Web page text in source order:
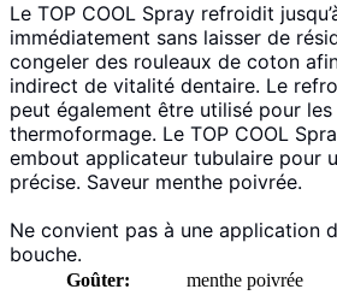
Le TOP COOL Spray refroidit
immédiatement sans laisser de
congeler des rouleaux de coton
indirect de vitalité dentaire. Le
peut également être utilisé pour
thermoformage. Le TOP COOL
embout applicateur tubulaire pour
précise. Saveur menthe poivrée.
Ne convient pas à une application
bouche.
Goûter:
menthe poivrée